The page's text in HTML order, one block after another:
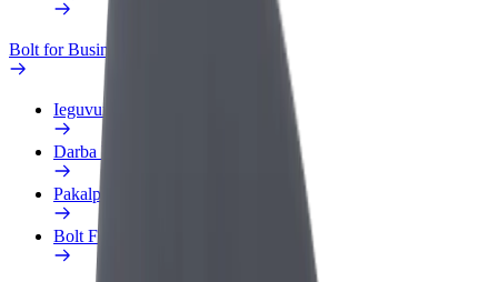
Bolt for Business
Ieguvumi
Darba Profils
Pakalpojumi
Bolt Food uzņēmumiem